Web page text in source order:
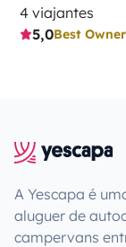
4 viajantes
5,0Best Owner
A Yescapa é
aluguer de
campervans